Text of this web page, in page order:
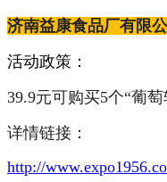
济南益康食品厂有限
活动政策：
39.9元可购买5个“葡
详情链接：
http://